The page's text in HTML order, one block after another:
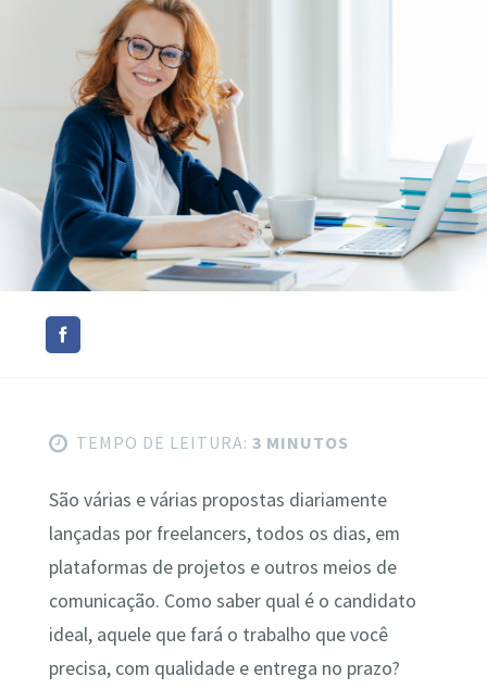
TEMPO DE LEITURA: 3 MINUTOS
São várias e várias propostas diariamente
lançadas por freelancers, todos os dias, em
plataformas de projetos e outros meios de
comunicação. Como saber qual é o candidato
ideal, aquele que fará o trabalho que você
precisa, com qualidade e entrega no prazo?